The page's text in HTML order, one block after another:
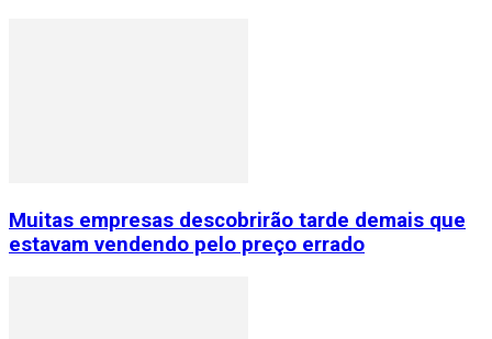
Muitas empresas descobrirão tarde demais que
estavam vendendo pelo preço errado